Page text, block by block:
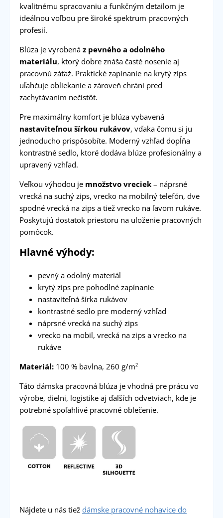
kvalitnému spracovaniu a funkčným detailom je
ideálnou voľbou pre široké spektrum pracovných
profesií.
Blúza je vyrobená z pevného a odolného
materiálu, ktorý dobre znáša časté nosenie aj
pracovnú záťaž. Praktické zapínanie na krytý zips
uľahčuje obliekanie a zároveň chráni pred
zachytávaním nečistôt.
Pre maximálny komfort je blúza vybavená
nastaviteľnou šírkou rukávov, vďaka čomu si ju
jednoducho prispôsobíte. Moderný vzhľad dopĺňa
kontrastné sedlo, ktoré dodáva blúze profesionálny a
upravený vzhľad.
Veľkou výhodou je množstvo vreciek– náprsné
vrecká na suchý zips, vrecko na mobilný telefón, dve
spodné vrecká na zips a tiež vrecko na ľavom rukáve.
Poskytujú dostatok priestoru na uloženie pracovných
pomôcok.
Hlavné výhody:
pevný a odolný materiál
krytý zips pre pohodlné zapínanie
nastaviteľná šírka rukávov
kontrastné sedlo pre moderný vzhľad
náprsné vrecká na suchý zips
vrecko na mobil, vrecká na zips a vrecko na
rukáve
Materiál: 100 % bavlna, 260 g/m²
Táto dámska pracovná blúza je vhodná pre prácu vo
výrobe, dielni, logistike aj ďalších odvetviach, kde je
potrebné spoľahlivé pracovné oblečenie.
Nájdete u nás tiež dámske pracovné nohavice do